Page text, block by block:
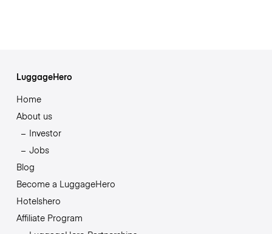
LuggageHero
Home
About us
Investor
Jobs
Blog
Become a LuggageHero
Hotelshero
Affiliate Program